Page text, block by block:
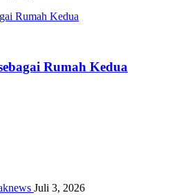
Rumah Kedua
Juli 3, 2026